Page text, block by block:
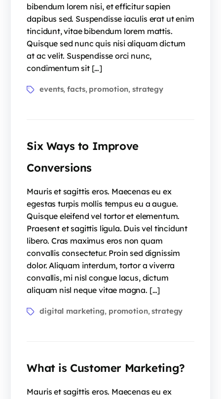
bibendum lorem nisi, et efficitur sapien
dapibus sed. Suspendisse iaculis erat ut enim
tincidunt, vitae bibendum lorem mattis.
Quisque sed nunc quis nisi aliquam dictum
at ac velit. Suspendisse orci nunc,
condimentum sit […]
events,facts, promotion,strategy
Six Ways to Improve
Conversions
Mauris et sagittis eros. Maecenas eu ex
egestas turpis mollis tempus eu a augue.
Quisque eleifend vel tortor et elementum.
Praesent et sagittis ligula. Duis vel tincidunt
libero. Cras maximus eros non quam
convallis consectetur. Proin sed dignissim
dolor. Aliquam interdum, tortor a viverra
convallis, mi nisl congue lacus, dictum
aliquam nisl neque vitae magna. […]
digital marketing, promotion,strategy
What is Customer Marketing?
Mauris et sagittis eros. Maecenas eu ex